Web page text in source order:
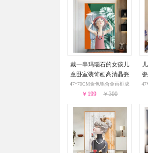
戴一串玛瑙石的女孩儿
童卧室装饰画高清晶瓷
艺术装饰画
47*70CM金色铝合金画框成
￥199 ￥300